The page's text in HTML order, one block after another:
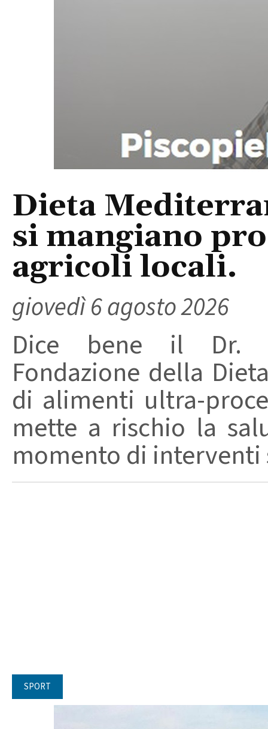
Dieta
si mangiano
agricoli locali.
giovedì 6 agosto 2026
Dice bene il Dr.
Fondazione della
di alimenti ultra-
mette a rischio la
momento di
SPORT